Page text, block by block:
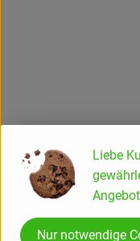
Liebe
Nur notwendige